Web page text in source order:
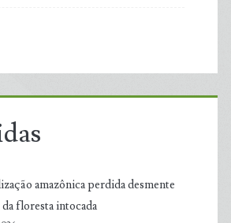
amazônica perdida desmente
floresta intocada